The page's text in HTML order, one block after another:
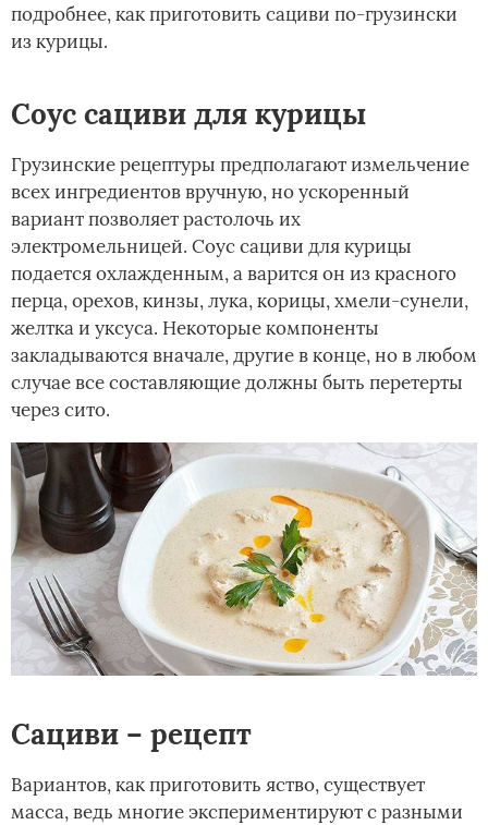
подробнее, как приготовить сациви по-грузински
из курицы.
Соус сациви для курицы
Грузинские рецептуры предполагают измельчение
всех ингредиентов вручную, но ускоренный
вариант позволяет растолочь их
электромельницей. Соус сациви для курицы
подается охлажденным, а варится он из красного
перца, орехов, кинзы, лука, корицы, хмели-сунели,
желтка и уксуса. Некоторые компоненты
закладываются вначале, другие в конце, но в любом
случае все составляющие должны быть перетерты
через сито.
Сациви – рецепт
Вариантов, как приготовить яство, существует
масса, ведь многие экспериментируют с разными